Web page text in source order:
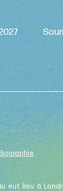
eut lieu à